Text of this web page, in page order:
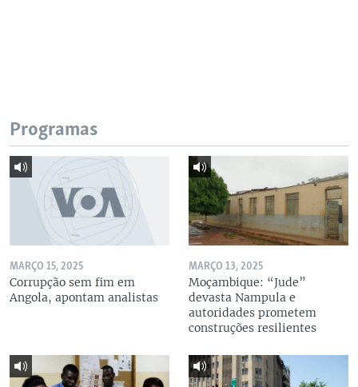
Programas
MARÇO 15, 2025
Corrupção sem fim em
Angola, apontam analistas
MARÇO 13, 2025
Moçambique: “Jude”
devasta Nampula e
autoridades prometem
construções resilientes